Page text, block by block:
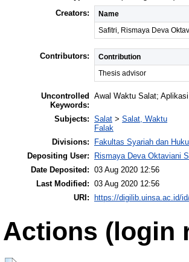
Creators:
Name
Safitri, Rismaya Deva
Contributors: Contribution
Thesis advisor
Uncontrolled
Keywords:
Awal Waktu Salat;
Subjects: Salat > Salat, Waktu
Falak
Divisions:
Fakultas Syariah dan
Depositing User:
Rismaya Deva Oktaviani
Date Deposited: 03 Aug 2020 12:56
Last Modified: 03 Aug 2020 12:56
URI:
https://digilib.uinsa.ac.id/
Actions (login